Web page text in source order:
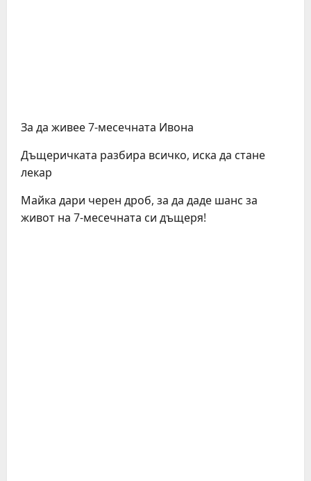
За да живее 7-месечната Ивона
Дъщеричката разбира всичко, иска да стане
лекар
Майка дари черен дроб, за да даде шанс за
живот на 7-месечната си дъщеря!